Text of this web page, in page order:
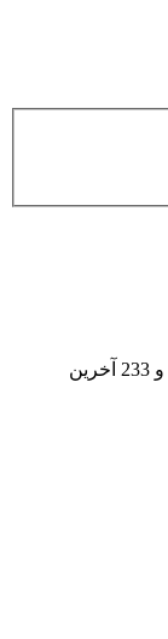
و 233 آخرين